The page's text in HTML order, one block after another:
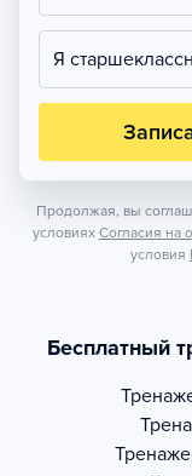
Я
Продолжая, вы
условиях Согласия на
условия
Бесплатный